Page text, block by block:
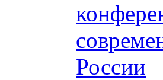
России